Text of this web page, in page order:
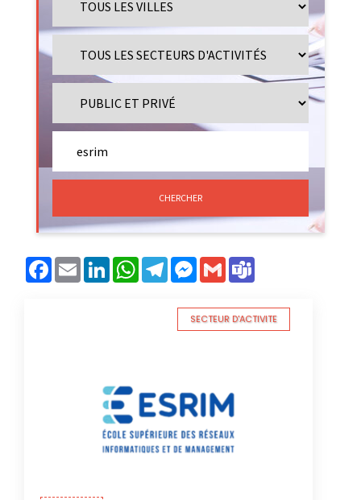
CHERCHER
Facebook
Email LinkedInWhatsAppTelegramMessenger
Gmail
SECTEUR D'ACTIVITE